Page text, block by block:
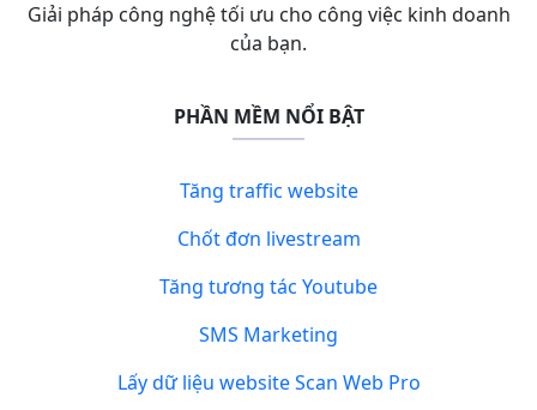
Giải pháp công nghệ tối ưu cho công việc kinh doanh
của bạn.
PHẦN MỀM NỔI BẬT
Tăng traffic website
Chốt đơn livestream
Tăng tương tác Youtube
SMS Marketing
Lấy dữ liệu website Scan Web Pro